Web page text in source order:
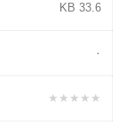
33.6 KB
۰
★★★★★